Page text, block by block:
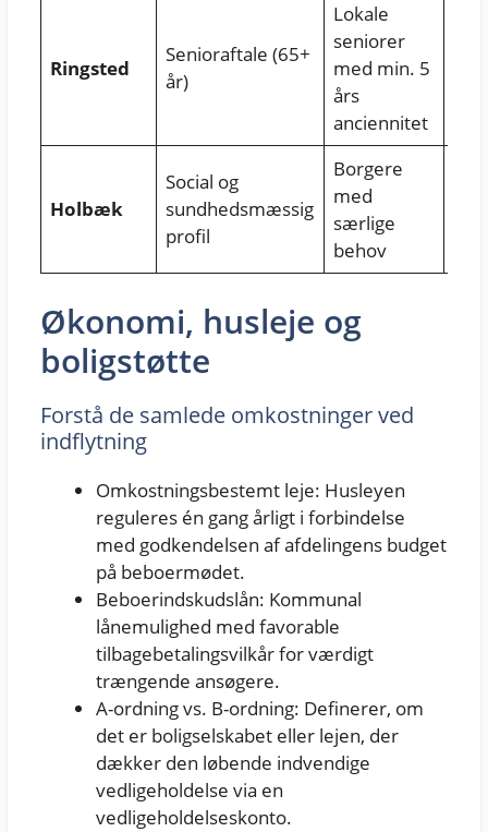
Ringsted
Senioraftale (65+
år)
Lokale
seniorer
med min. 5
års
anciennitet
Holbæk
Social og
sundhedsmæssig
profil
Borgere
med
særlige
behov
Økonomi, husleje og
boligstøtte
Forstå de samlede omkostninger ved
indflytning
Omkostningsbestemt leje: Husleyen
reguleres én gang årligt i forbindelse
med godkendelsen af afdelingens budget
på beboermødet.
Beboerindskudslån: Kommunal
lånemulighed med favorable
tilbagebetalingsvilkår for værdigt
trængende ansøgere.
A-ordning vs. B-ordning: Definerer, om
det er boligselskabet eller lejen, der
dækker den løbende indvendige
vedligeholdelse via en
vedligeholdelseskonto.